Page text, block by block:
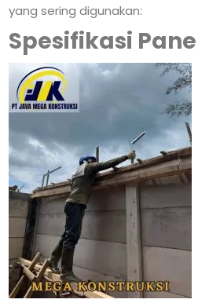
yang sering digunakan:
Spesifikasi